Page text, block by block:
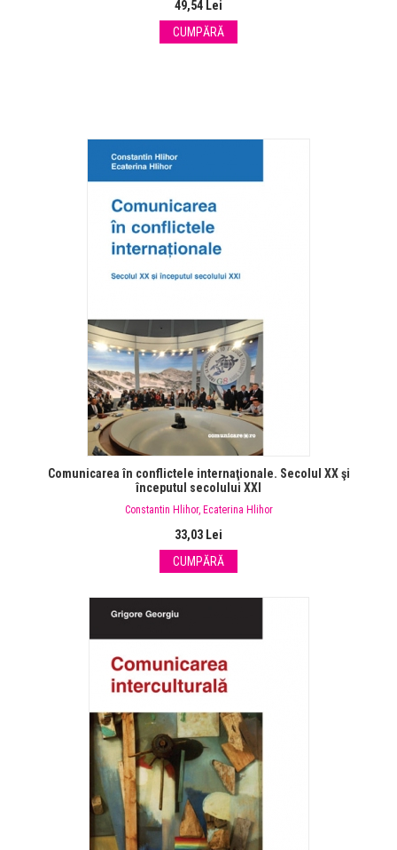
49,54 Lei
CUMPĂRĂ
Comunicarea în conflictele internaţionale. Secolul XX şi
începutul secolului XXI
Constantin Hlihor, Ecaterina Hlihor
33,03 Lei
CUMPĂRĂ